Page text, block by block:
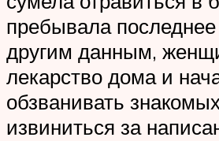
пребывала
другим данным,
лекарство дома и
обзванивать
извиниться за